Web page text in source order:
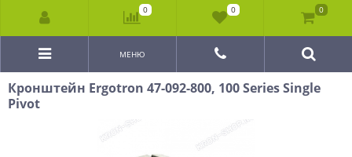
МЕНЮ
Кронштейн Ergotron 47-092-800, 100 Series Single
Pivot
0 0 0